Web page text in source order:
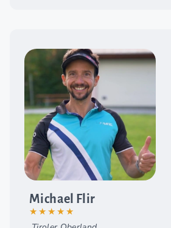
Michael Flir
★★★★★